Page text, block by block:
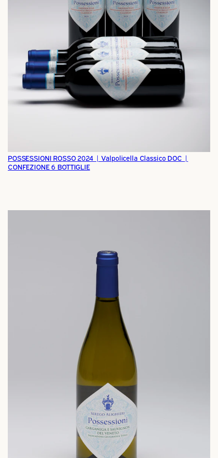
POSSESSIONI ROSSO 2024 | Valpolicella Classico DOC |
CONFEZIONE 6 BOTTIGLIE